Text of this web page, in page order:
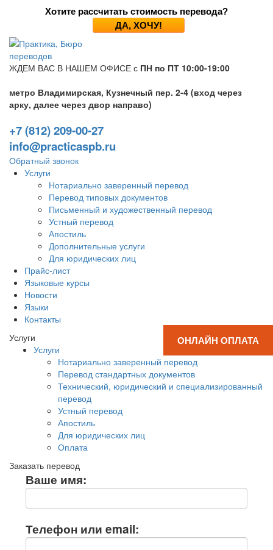
Хотите рассчитать стоимость перевода?
ДА, ХОЧУ!
ЖДЕМ ВАС В НАШЕМ ОФИСЕ с ПН по ПТ 10:00-19:00
метро Владимирская, Кузнечный пер. 2-4 (вход через
арку, далее через двор направо)
+7 (812) 209-00-27
info@practicaspb.ru
Обратный звонок
Услуги
Нотариально заверенный перевод
Перевод типовых документов
Письменный и художественный перевод
Устный перевод
Апостиль
Дополнительные услуги
Для юридических лиц
Прайс-лист
Языковые курсы
Новости
Языки
Контакты
ОНЛАЙН ОПЛАТА
Услуги
Услуги
Нотариально заверенный перевод
Перевод стандартных документов
Технический, юридический и специализированный
перевод
Устный перевод
Апостиль
Для юридических лиц
Оплата
Заказать перевод
Ваше имя:
Телефон или email: